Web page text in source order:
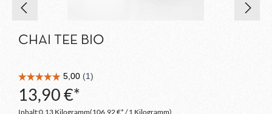
CHAI TEE BIO
13,90 €*
Inhalt:0.13 Kilogramm(106,92 €* / 1 Kilogramm)